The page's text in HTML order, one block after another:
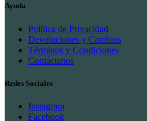
Ayuda
Política de Privacidad
Devoluciones y Cambios
Términos y Condiciones
Contáctanos
Redes Sociales
Instagram
Facebook